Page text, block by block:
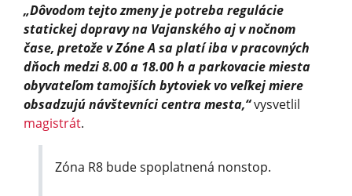
„Dôvodom tejto zmeny je potreba regulácie
statickej dopravy na Vajanského aj v nočnom
čase, pretože v Zóne A sa platí iba v pracovných
dňoch medzi 8.00 a 18.00 h a parkovacie miesta
obyvateľom tamojších bytoviek vo veľkej miere
obsadzujú návštevníci centra mesta,“vysvetlil
magistrát.
Zóna R8 bude spoplatnená nonstop.